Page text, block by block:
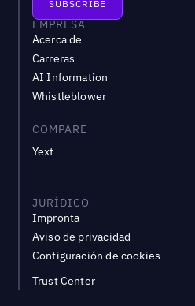
EMPRESA
Acerca de
Carreras
AI Information
Whistleblower
COMPARE
Yext
JURÍDICO
Impronta
Aviso de privacidad
Configuración de cookies
Trust Center